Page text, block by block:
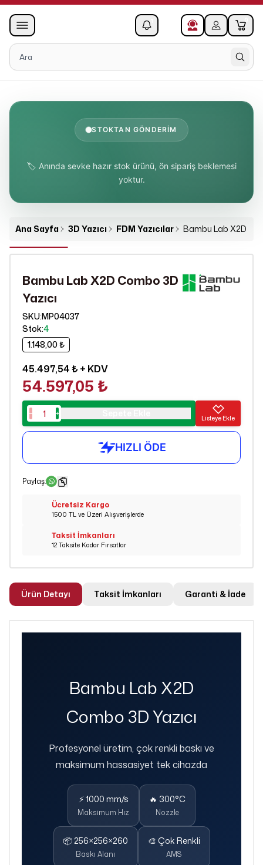
0
STOKTAN GÖNDERİM
🏷️ Anında sevke hazır stok ürünü, ön sipariş beklemesi
yoktur.
Ana Sayfa 3D Yazıcı FDM Yazıcılar Bambu Lab X2D
Bambu Lab X2D Combo 3D
Yazıcı
SKU:MP04037
Stok:4
1.148,00 ₺
45.497,54 ₺+ KDV
54.597,05 ₺
Listeye Ekle
Paylaş:
Ücretsiz Kargo
1500 TL ve Üzeri Alışverişlerde
Taksit İmkanları
12 Taksite Kadar Fırsatlar
Ürün Detayı Taksit İmkanları Garanti & İade
Bambu Lab X2D
Combo 3D Yazıcı
Profesyonel üretim, çok renkli baskı ve
maksimum hassasiyet tek cihazda
⚡ 1000 mm/s
Maksimum Hız
🔥 300°C
Nozzle
📦 256×256×260
Baskı Alanı
🎨 Çok Renkli
AMS